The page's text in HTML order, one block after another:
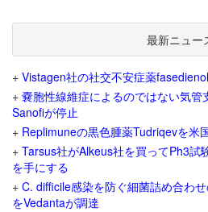
最新ニュー
+ Vistagen社の社交不安症薬
+ 嚢胞性線維症によるのではない気管
Sanofiが停止
+ Replimuneの黒色腫薬Tudriqevを米
+ Tarsus社がAlkeus社を買ってPh3試
を手にする
+ C. difficile感染を防ぐ細菌詰め合わ
をVedantaが調達